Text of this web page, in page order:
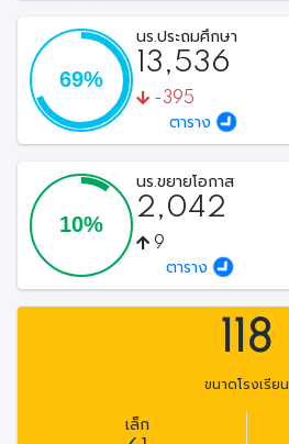
นร.ประถมศึกษา
13,536
-395
ตาราง
นร.ขยายโอกาส
2,042
9
ตาราง
118
ขนาดโรงเรียน
เล็ก